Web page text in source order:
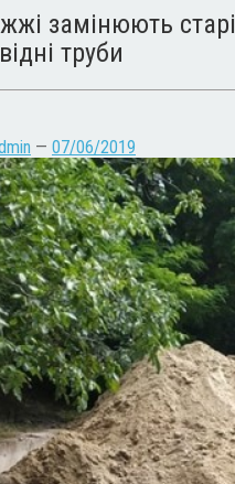
замінюють старі
труби
— 07/06/2019